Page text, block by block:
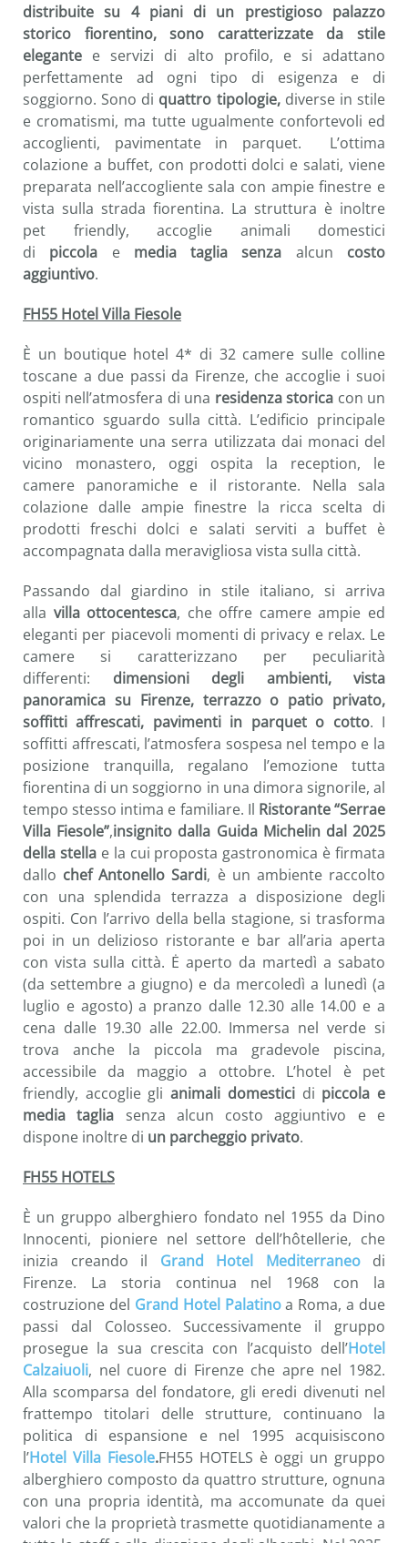
distribuite su 4 piani di un prestigioso palazzo
storico fiorentino, sono caratterizzate da stile
elegante e servizi di alto profilo, e si adattano
perfettamente ad ogni tipo di esigenza e di
soggiorno. Sono di quattro tipologie, diverse in stile
e cromatismi, ma tutte ugualmente confortevoli ed
accoglienti, pavimentate in parquet. L’ottima
colazione a buffet, con prodotti dolci e salati, viene
preparata nell’accogliente sala con ampie finestre e
vista sulla strada fiorentina. La struttura è inoltre
pet friendly, accoglie animali domestici
di piccola e media taglia senza alcun costo
aggiuntivo.
FH55 Hotel Villa Fiesole
È un boutique hotel 4* di 32 camere sulle colline
toscane a due passi da Firenze, che accoglie i suoi
ospiti nell’atmosfera di una residenza storica con un
romantico sguardo sulla città. L’edificio principale
originariamente una serra utilizzata dai monaci del
vicino monastero, oggi ospita la reception, le
camere panoramiche e il ristorante. Nella sala
colazione dalle ampie finestre la ricca scelta di
prodotti freschi dolci e salati serviti a buffet è
accompagnata dalla meravigliosa vista sulla città.
Passando dal giardino in stile italiano, si arriva
alla villa ottocentesca, che offre camere ampie ed
eleganti per piacevoli momenti di privacy e relax. Le
camere si caratterizzano per peculiarità
differenti: dimensioni degli ambienti, vista
panoramica su Firenze, terrazzo o patio privato,
soffitti affrescati, pavimenti in parquet o cotto. I
soffitti affrescati, l’atmosfera sospesa nel tempo e la
posizione tranquilla, regalano l’emozione tutta
fiorentina di un soggiorno in una dimora signorile, al
tempo stesso intima e familiare. Il Ristorante“Serrae
Villa Fiesole”,insignito dalla Guida Michelin dal 2025
della stella e la cui proposta gastronomica è firmata
dallo chef Antonello Sardi, è un ambiente raccolto
con una splendida terrazza a disposizione degli
ospiti. Con l’arrivo della bella stagione, si trasforma
poi in un delizioso ristorante e bar all’aria aperta
con vista sulla città. Ė aperto da martedì a sabato
(da settembre a giugno) e da mercoledì a lunedì (a
luglio e agosto) a pranzo dalle 12.30 alle 14.00 e a
cena dalle 19.30 alle 22.00. Immersa nel verde si
trova anche la piccola ma gradevole piscina,
accessibile da maggio a ottobre. L’hotel è pet
friendly, accoglie glianimali domesticidi piccola e
media taglia senza alcun costo aggiuntivo e e
dispone inoltre di un parcheggio privato.
FH55 HOTELS
È un gruppo alberghiero fondato nel 1955 da Dino
Innocenti, pioniere nel settore dell’hôtellerie, che
inizia creando il Grand Hotel Mediterraneo di
Firenze. La storia continua nel 1968 con la
costruzione del Grand Hotel Palatino a Roma, a due
passi dal Colosseo. Successivamente il gruppo
prosegue la sua crescita con l’acquisto dell’Hotel
Calzaiuoli, nel cuore di Firenze che apre nel 1982.
Alla scomparsa del fondatore, gli eredi divenuti nel
frattempo titolari delle strutture, continuano la
politica di espansione e nel 1995 acquisiscono
l’Hotel Villa Fiesole.FH55 HOTELS è oggi un gruppo
alberghiero composto da quattro strutture, ognuna
con una propria identità, ma accomunate da quei
valori che la proprietà trasmette quotidianamente a